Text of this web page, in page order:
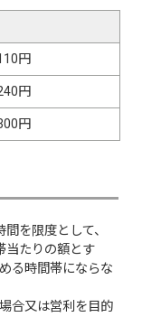
円
円
円
を限度として、
当たりの額とす
る時間帯にならな
合又は営利を目的